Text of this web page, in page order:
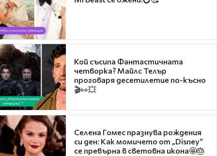
Кой съсипа Фантастичната
четворка? Майлс Телър
проговаря десетилетие по-късно
🎬👀💥
Селена Гомес празнува рождения
си ден: Как момичето от „Disney“
се превърна в световна икона🤩🎂